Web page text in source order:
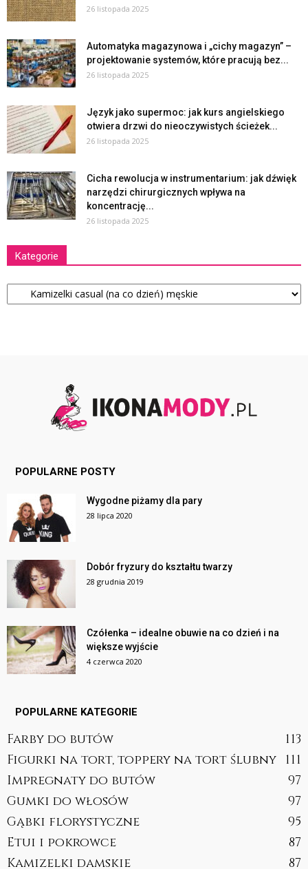
26 listopada 2025
Automatyka magazynowa i „cichy magazyn” –
projektowanie systemów, które pracują bez...
26 listopada 2025
Język jako supermoc: jak kurs angielskiego
otwiera drzwi do nieoczywistych ścieżek...
26 listopada 2025
Cicha rewolucja w instrumentarium: jak dźwięk
narzędzi chirurgicznych wpływa na
koncentrację...
26 listopada 2025
Kategorie
Kategorie
POPULARNE POSTY
Wygodne piżamy dla pary
28 lipca 2020
Dobór fryzury do kształtu twarzy
28 grudnia 2019
Czółenka – idealne obuwie na co dzień i na
większe wyjście
4 czerwca 2020
POPULARNE KATEGORIE
Farby do butów
113
Figurki na tort, toppery na tort ślubny 111
Impregnaty do butów
97
Gumki do włosów
97
Gąbki florystyczne
95
Etui i pokrowce
87
Kamizelki damskie
87